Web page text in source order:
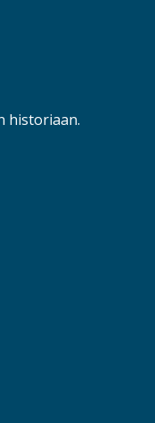
historiaan.